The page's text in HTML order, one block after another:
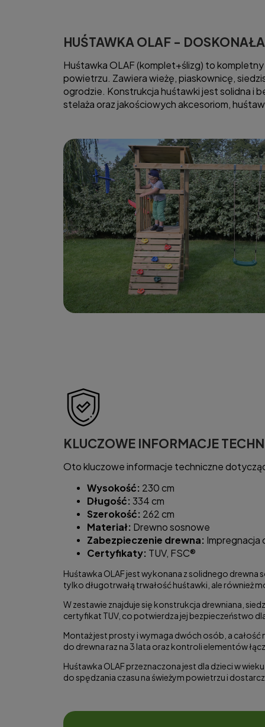
HUŚTAWKA OLAF -
Huśtawka OLAF (komplet+ślizg) to
powietrzu. Zawiera wieżę, piaskownicę,
ogrodzie. Konstrukcja huśtawki jest solidna i
stelaża oraz jakościowych akcesoriom,
KLUCZOWE INFORMACJE
Oto kluczowe informacje techniczne
Wysokość: 230 cm
Długość: 334 cm
Szerokość: 262 cm
Materiał: Drewno sosnowe
Zabezpieczenie drewna: Impregnacja
Certyfikaty: TUV, FSC®
Huśtawka OLAF jest wykonana z solidnego
tylko długotrwałą trwałość huśtawki, ale również
W zestawie znajduje się konstrukcja drewniana,
certyfikat TUV, co potwierdza jej bezpieczeństwo
Montaż jest prosty i wymaga dwóch osób, a
do drewna raz na 3 lata oraz kontroli elementów
Huśtawka OLAF przeznaczona jest dla dzieci w
do spędzania czasu na świeżym powietrzu i